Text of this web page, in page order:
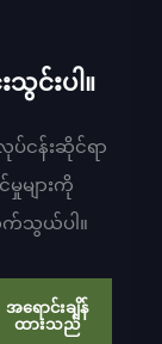
င်းပါ။
ငန်းဆိုင်ရာ
မှုများကို
သွယ်ပါ။
အရောင်းချိန်
ထားသည်